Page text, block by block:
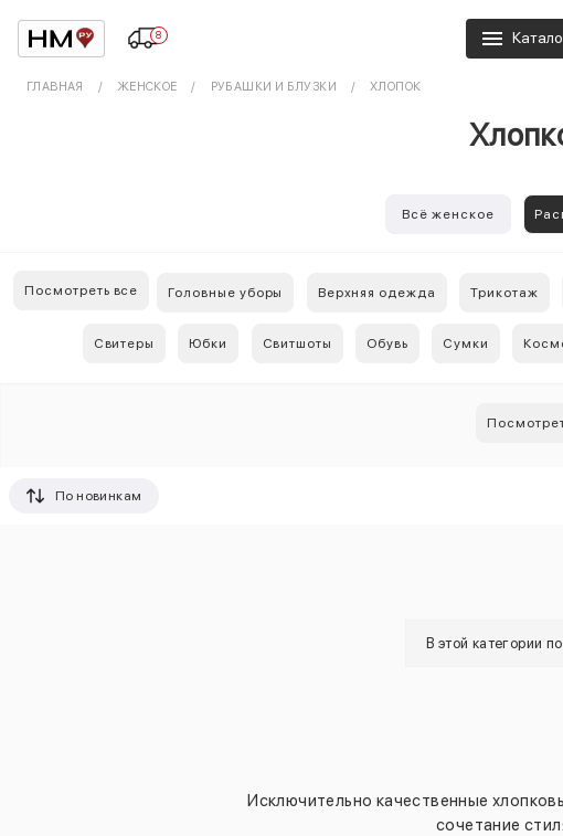
8
ГЛАВНАЯ ЖЕНСКОЕ РУБАШКИ И БЛУЗКИ ХЛОПОК
Всё женское
Посмотреть все Головные уборы Верхняя одежда Трикотаж
Свитеры Юбки Свитшоты Обувь Сумки
По новинкам
В этой категории
Исключительно качественные
сочетание